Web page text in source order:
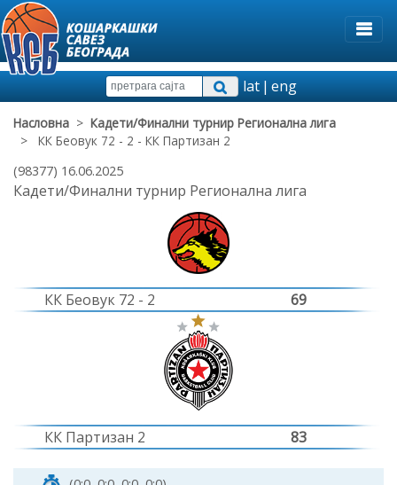
lat|eng
Насловна > Кадети/Финални турнир Регионална лига
> КК Беовук 72 - 2 - КК Партизан 2
(98377) 16.06.2025
Кадети/Финални турнир Регионална лига
КК Беовук 72 - 2 69
КК Партизан 2 83